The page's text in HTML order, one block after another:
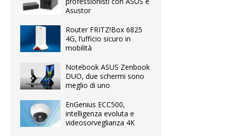
Asustor
Router FRITZ!Box 6825
4G, l’ufficio sicuro in
mobilità
Notebook ASUS Zenbook
DUO, due schermi sono
meglio di uno
EnGenius ECC500,
intelligenza evoluta e
videosorveglianza 4K